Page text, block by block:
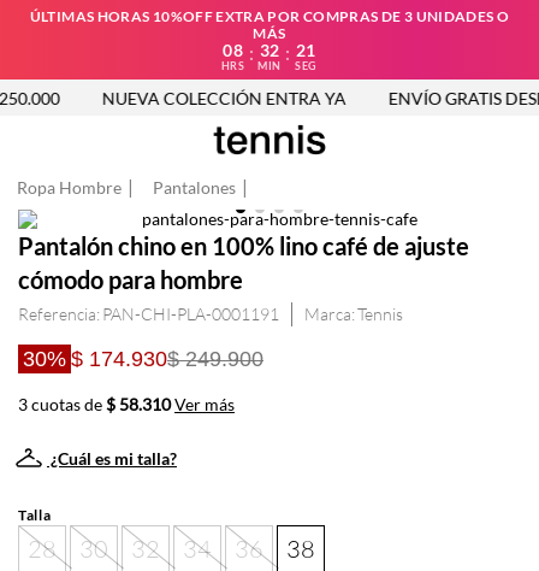
ÚLTIMAS HORAS 10%OFF EXTRA POR COMPRAS DE 3 UNIDADES O
MÁS
08
HRS
: 32
MIN
: 21
SEG
NUEVA COLECCIÓN ENTRA YA ENVÍO GRATIS
Ropa Hombre Pantalones
Pantalón chino en 100% lino café de ajuste
cómodo para hombre
Referencia: PAN-CHI-PLA-0001191 Tennis
30% $ 174.930$ 249.900
3 cuotas de$ 58.310Ver más
¿Cuál es mi talla?
Talla
28 30 32 34 36 38